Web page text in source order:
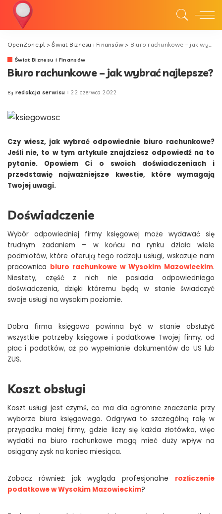
OpenZone.pl>Świat Biznesu i Finansów > Biuro rachunkowe – jak wybrać najlepsze?
Świat Biznesu i Finansów
Biuro rachunkowe – jak wybrać najlepsze?
Posted
By redakcja serwisu 22 czerwca 2022
Czy wiesz, jak wybrać odpowiednie biuro rachunkowe?
Jeśli nie, to w tym artykule znajdziesz odpowiedź na to
pytanie. Opowiem Ci o swoich doświadczeniach i
przedstawię najważniejsze kwestie, które wymagają
Twojej uwagi.
Doświadczenie
Wybór odpowiedniej firmy księgowej może wydawać się
trudnym zadaniem – w końcu na rynku działa wiele
podmiotów, które oferują tego rodzaju usługi, wskazuje nam
pracownica biuro rachunkowe w Wysokim Mazowieckim.
Niestety, część z nich nie posiada odpowiedniego
doświadczenia, dzięki któremu będą w stanie świadczyć
swoje usługi na wysokim poziomie.
Dobra firma księgowa powinna być w stanie obsłużyć
wszystkie potrzeby księgowe i podatkowe Twojej firmy, od
płac i podatków, aż po wypełnianie dokumentów do US lub
ZUS.
Koszt obsługi
Koszt usługi jest czymś, co ma dla ogromne znaczenie przy
wyborze biura księgowego. Odgrywa to szczególną rolę w
przypadku małej firmy, gdzie liczy się każda złotówka, więc
wydatki na biuro rachunkowe mogą mieć duży wpływ na
osiągany zysk na koniec miesiąca.
Zobacz również: jak wygląda profesjonalne rozliczenie
podatkowe w Wysokim Mazowieckim?